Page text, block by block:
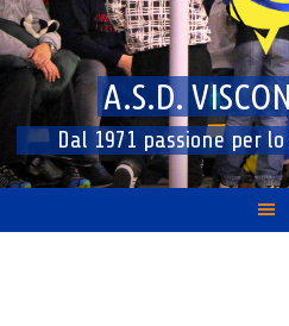
A.S.D.
Dal 1971 passione per